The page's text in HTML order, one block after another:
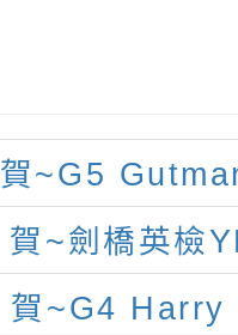
賀~G5
第二名
賀~劍橋英檢
盾牌）名單
賀~G4 Harry